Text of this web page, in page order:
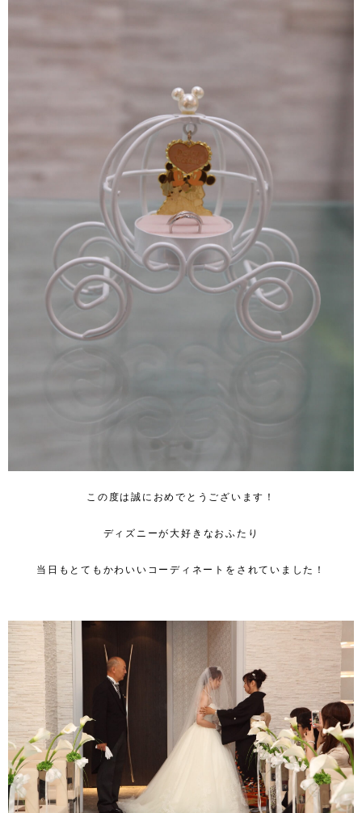
この度は誠におめでとうございます！
ディズニーが大好きなおふたり
当日もとてもかわいいコーディネートをされていました！